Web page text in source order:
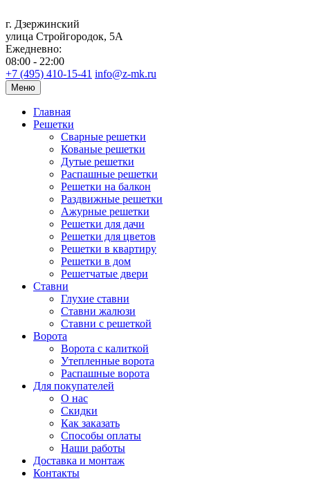
г. Дзержинский
улица Стройгородок, 5А
Ежедневно:
08:00 - 22:00
+7 (495) 410-15-41 info@z-mk.ru
Меню
Главная
Решетки
Сварные решетки
Кованые решетки
Дутые решетки
Распашные решетки
Решетки на балкон
Раздвижные решетки
Ажурные решетки
Решетки для дачи
Решетки для цветов
Решетки в квартиру
Решетки в дом
Решетчатые двери
Ставни
Глухие ставни
Ставни жалюзи
Ставни с решеткой
Ворота
Ворота с калиткой
Утепленные ворота
Распашные ворота
Для покупателей
О нас
Скидки
Как заказать
Способы оплаты
Наши работы
Доставка и монтаж
Контакты